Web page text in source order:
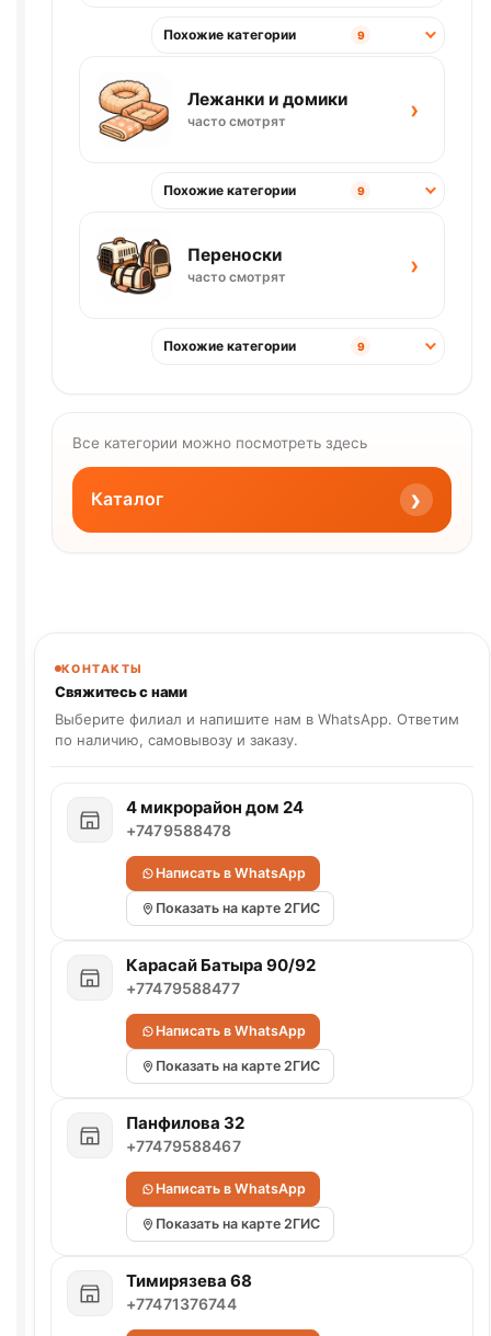
Похожие категории 9
Лежанки и домики
часто смотрят ›
Похожие категории 9
Переноски
часто смотрят ›
Похожие категории 9
Все категории можно посмотреть здесь
Каталог ›
КОНТАКТЫ
Свяжитесь с нами
Выберите филиал и напишите нам в WhatsApp. Ответим
по наличию, самовывозу и заказу.
4 микрорайон дом 24
+7479588478
Написать в WhatsApp
Показать на карте 2ГИС
Карасай Батыра 90/92
+77479588477
Написать в WhatsApp
Показать на карте 2ГИС
Панфилова 32
+77479588467
Написать в WhatsApp
Показать на карте 2ГИС
Тимирязева 68
+77471376744